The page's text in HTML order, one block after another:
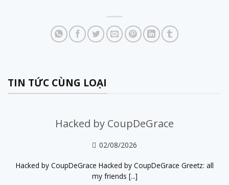
TIN TỨC CÙNG LOẠI
Hacked by CoupDeGrace
02/08/2026
Hacked by CoupDeGrace Hacked by CoupDeGrace Greetz: all
my friends [...]